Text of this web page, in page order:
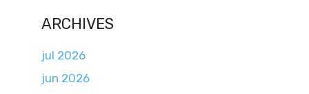
ARCHIVES
jul 2026
jun 2026